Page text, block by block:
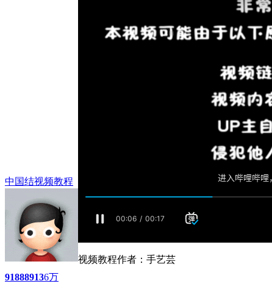
中国结视频教程
918889136万
视频教程作者：手艺芸